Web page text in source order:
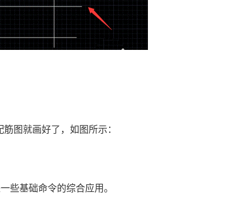
图就画好了，如图所示：
些基础命令的综合应用。